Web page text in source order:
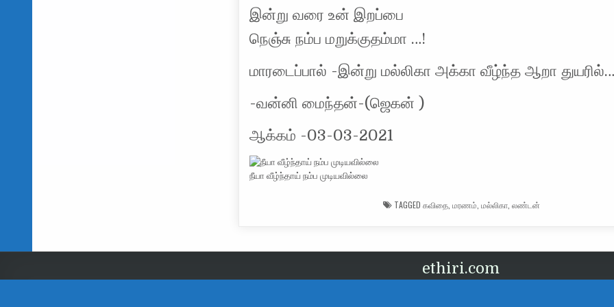
இன்று வரை உன் இறப்பை
நெஞ்சு நம்ப மறுக்குதம்மா …!
மாரடைப்பால் -இன்று மல்லிகா அக்கா வீழ்ந்த ஆறா
-வன்னி மைந்தன்-(ஜெகன் )
ஆக்கம் -03-03-2021
நீயா வீழ்ந்தாய் நம்ப முடியவில்லை
TAGGED கவிதை, மரணம் மல்லிகா, லண்டன்
ethiri.com